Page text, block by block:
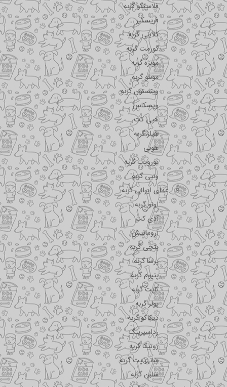
فلامینگو گربه
فریسکیز
کلاینی گربه
گورمت گربه
مونژه گربه
مونلو گربه
وینستون گربه
ویسکاس
هپی کت
هیلز گربه
هوبی
یوروپت گربه
ونپی گربه
غذای ایرانی گربه
اونو گربه
آدی کت
آروماتیش
پتچی گربه
پرسا گربه
پتیوم گربه
تاپت گربه
پولر گربه
دیکاکو گربه
رداسپرینگ
روتیکا گربه
سانی پت گربه
سلبن گربه